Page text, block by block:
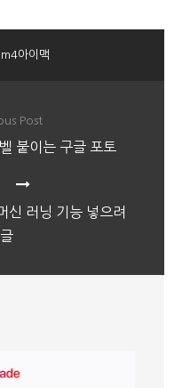
m4아이맥
Post
붙이는 구글 포토
신 러닝 기능 넣으려